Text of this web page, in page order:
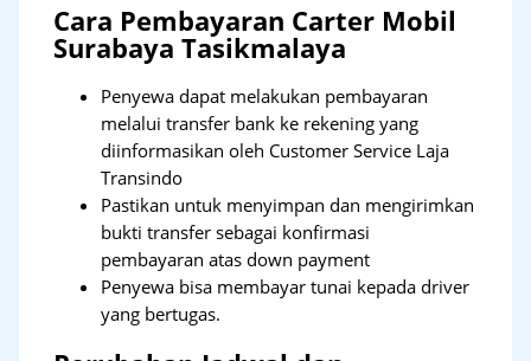
Cara Pembayaran Carter Mobil
Surabaya Tasikmalaya
Penyewa dapat melakukan pembayaran
melalui transfer bank ke rekening yang
diinformasikan oleh Customer Service Laja
Transindo
Pastikan untuk menyimpan dan mengirimkan
bukti transfer sebagai konfirmasi
pembayaran atas down payment
Penyewa bisa membayar tunai kepada driver
yang bertugas.